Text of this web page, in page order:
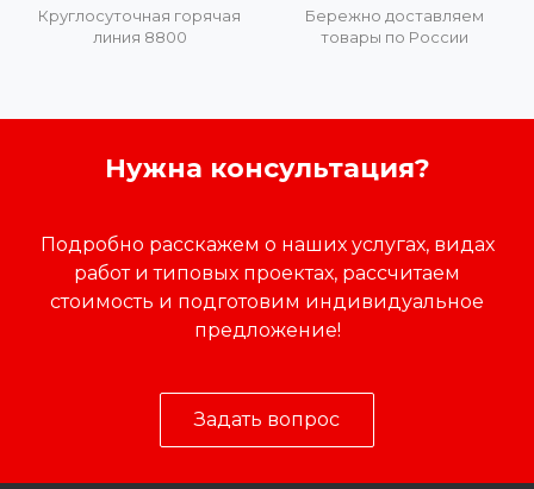
Круглосуточная горячая
линия 8800
Бережно доставляем
товары по России
Нужна консультация?
Подробно расскажем о наших услугах, видах
работ и типовых проектах, рассчитаем
стоимость и подготовим индивидуальное
предложение!
Задать вопрос